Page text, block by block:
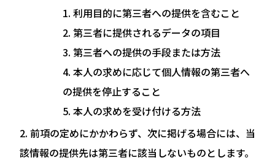
利用目的に第三者への提供を含むこと
第三者に提供されるデータの項目
第三者への提供の手段または方法
本人の求めに応じて個人情報の第三者へ
の提供を停止すること
本人の求めを受け付ける方法
前項の定めにかかわらず、次に掲げる場合には、当
該情報の提供先は第三者に該当しないものとします。